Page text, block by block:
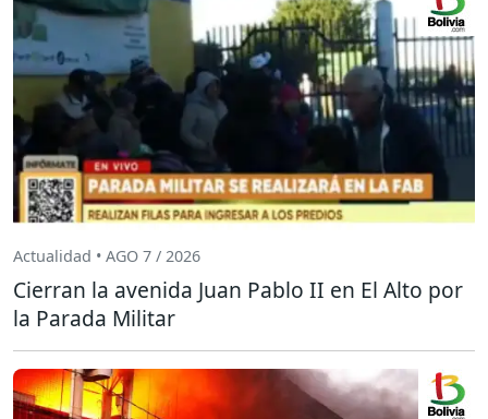
Actualidad • AGO 7 / 2026
Cierran la avenida Juan Pablo II en El Alto por
la Parada Militar